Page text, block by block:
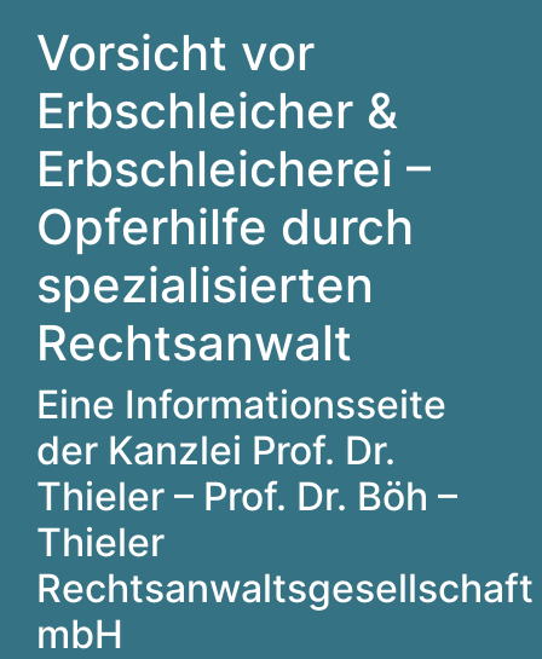
Vorsicht vor
Erbschleicher &
Erbschleicherei –
Opferhilfe durch
spezialisierten
Rechtsanwalt
Eine Informationsseite
der Kanzlei Prof. Dr.
Thieler – Prof. Dr. Böh –
Thieler
Rechtsanwaltsgesellschaft
mbH